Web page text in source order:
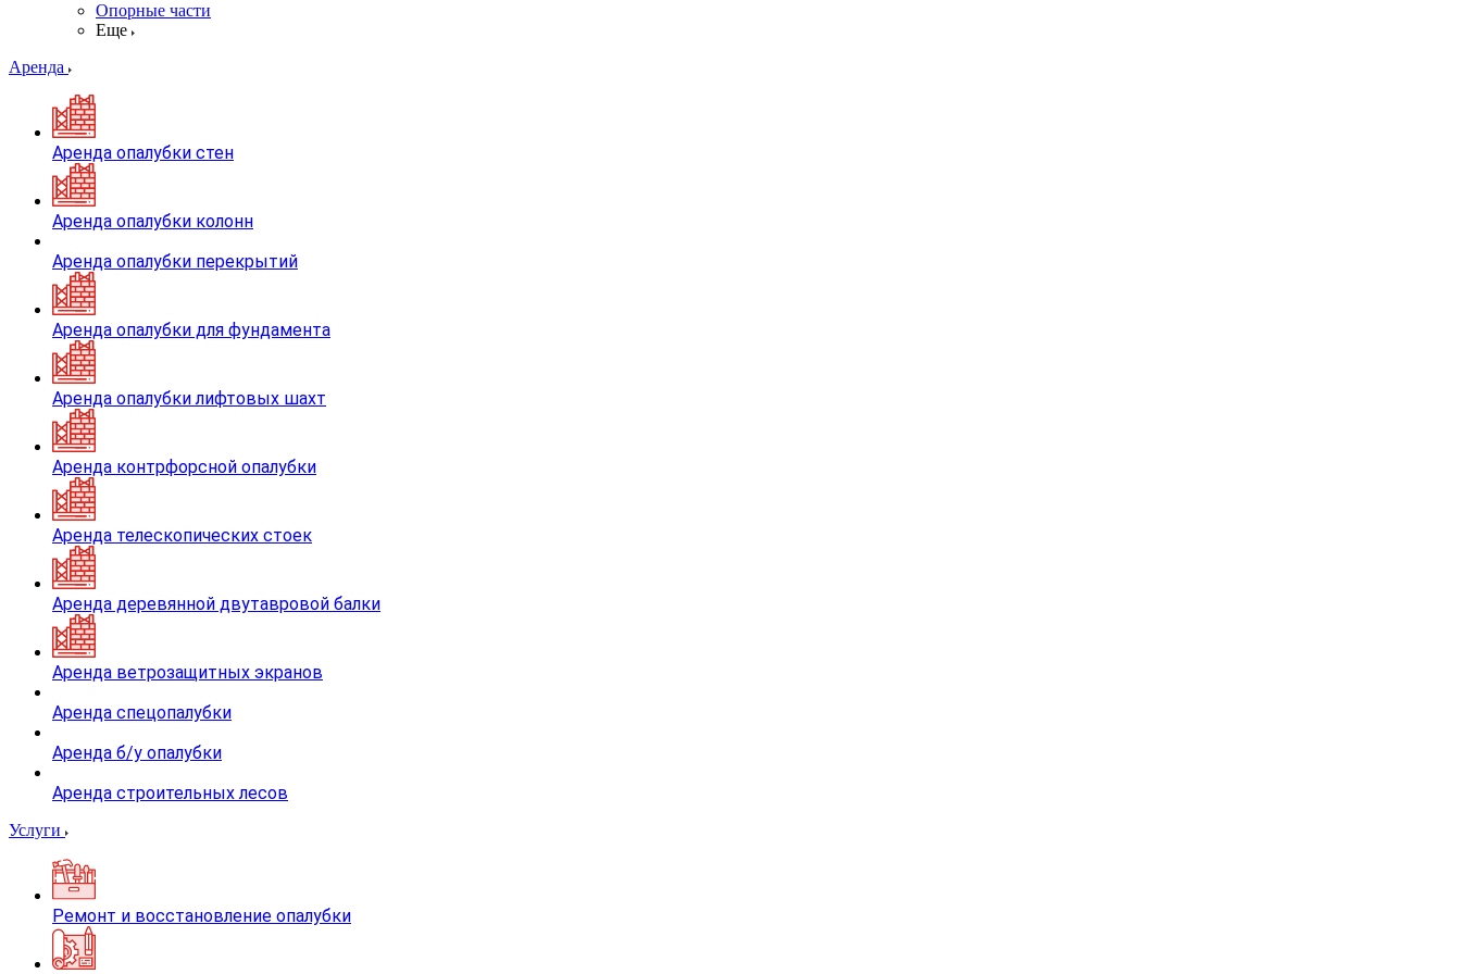
Опорные части
Еще
Аренда
Аренда опалубки стен
Аренда опалубки колонн
Аренда опалубки перекрытий
Аренда опалубки для фундамента
Аренда опалубки лифтовых шахт
Аренда контрфорсной опалубки
Аренда телескопических стоек
Аренда деревянной двутавровой балки
Аренда ветрозащитных экранов
Аренда спецопалубки
Аренда б/у опалубки
Аренда строительных лесов
Услуги
Ремонт и восстановление опалубки